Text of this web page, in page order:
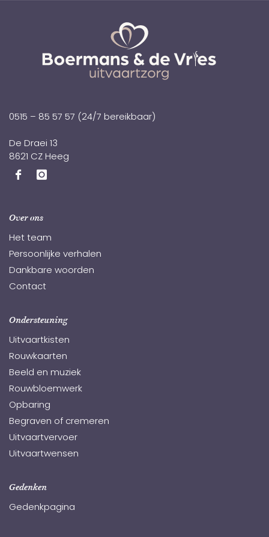
0515 – 85 57 57 (24/7 bereikbaar)
De Draei 13
8621 CZ Heeg
Over ons
Het team
Persoonlijke verhalen
Dankbare woorden
Contact
Ondersteuning
Uitvaartkisten
Rouwkaarten
Beeld en muziek
Rouwbloemwerk
Opbaring
Begraven of cremeren
Uitvaartvervoer
Uitvaartwensen
Gedenken
Gedenkpagina